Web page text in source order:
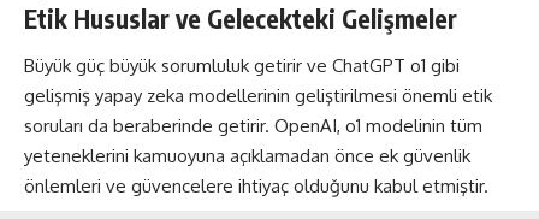
Etik Hususlar ve Gelecekteki Gelişmeler
Büyük güç büyük sorumluluk getirir ve ChatGPT o1 gibi
gelişmiş yapay zeka modellerinin geliştirilmesi önemli etik
soruları da beraberinde getirir. OpenAI, o1 modelinin tüm
yeteneklerini kamuoyuna açıklamadan önce ek güvenlik
önlemleri ve güvencelere ihtiyaç olduğunu kabul etmiştir.